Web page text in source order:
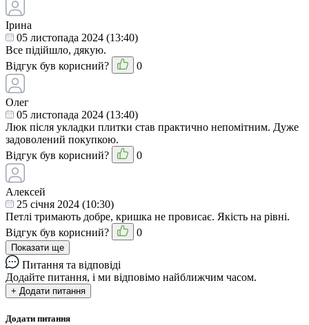
Ірина
05 листопада 2024 (13:40)
Все підійшло, дякую.
Відгук був корисний?
0
Олег
05 листопада 2024 (13:40)
Люк після укладки плитки став практично непомітним. Дуже
задоволений покупкою.
Відгук був корисний?
0
Алексей
25 cічня 2024 (10:30)
Петлі тримають добре, кришка не провисає. Якість на рівні.
Відгук був корисний?
0
Показати ще
Питання та відповіді
Додайте питання, і ми відповімо найближчим часом.
+ Додати питання
Додати питання